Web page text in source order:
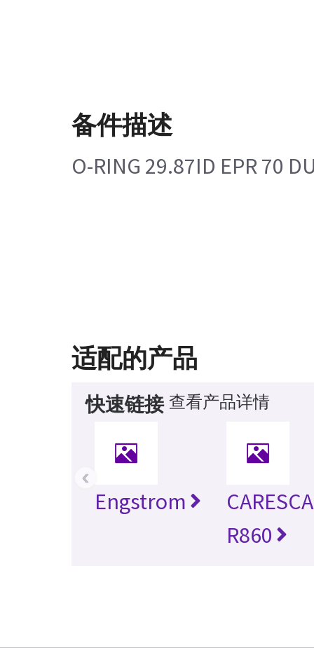
备件描述
O-RING 29.87ID EPR 70
适配的产品
快速链接 查看产品详情
Engstrom
R860
‹